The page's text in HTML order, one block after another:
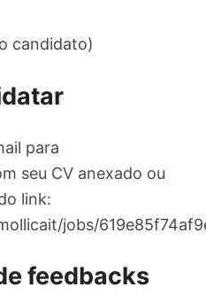
candidato)
para
seu CV anexado ou
link:
jobs/
feedbacks